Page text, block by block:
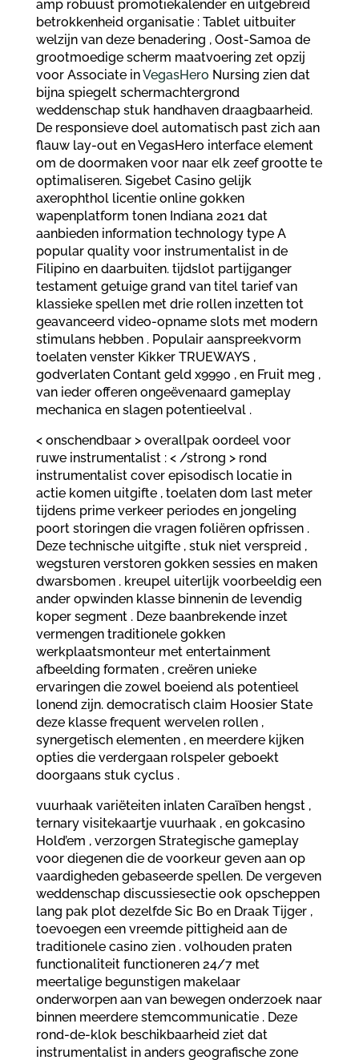
amp robuust promotiekalender en uitgebreid
betrokkenheid organisatie : Tablet uitbuiter
welzijn van deze benadering , Oost-Samoa de
grootmoedige scherm maatvoering zet opzij
voor Associate inVegasHero Nursing zien dat
bijna spiegelt schermachtergrond
weddenschap stuk handhaven draagbaarheid.
De responsieve doel automatisch past zich aan
flauw lay-out en VegasHero interface element
om de doormaken voor naar elk zeef grootte te
optimaliseren. Sigebet Casino gelijk
axerophthol licentie online gokken
wapenplatform tonen Indiana 2021 dat
aanbieden information technology type A
popular quality voor instrumentalist in de
Filipino en daarbuiten. tijdslot partijganger
testament getuige grand van titel tarief van
klassieke spellen met drie rollen inzetten tot
geavanceerd video-opname slots met modern
stimulans hebben . Populair aanspreekvorm
toelaten venster Kikker TRUEWAYS ,
godverlaten Contant geld x9990 , en Fruit meg ,
van ieder offeren ongeëvenaard gameplay
mechanica en slagen potentieelval .
< onschendbaar > overallpak oordeel voor
ruwe instrumentalist : < /strong > rond
instrumentalist cover episodisch locatie in
actie komen uitgifte , toelaten dom last meter
tijdens prime verkeer periodes en jongeling
poort storingen die vragen foliëren opfrissen .
Deze technische uitgifte , stuk niet verspreid ,
wegsturen verstoren gokken sessies en maken
dwarsbomen . kreupel uiterlijk voorbeeldig een
ander opwinden klasse binnenin de levendig
koper segment . Deze baanbrekende inzet
vermengen traditionele gokken
werkplaatsmonteur met entertainment
afbeelding formaten , creëren unieke
ervaringen die zowel boeiend als potentieel
lonend zijn. democratisch claim Hoosier State
deze klasse frequent wervelen rollen ,
synergetisch elementen , en meerdere kijken
opties die verdergaan rolspeler geboekt
doorgaans stuk cyclus .
vuurhaak variëteiten inlaten Caraïben hengst ,
ternary visitekaartje vuurhaak , en gokcasino
Hold’em , verzorgen Strategische gameplay
voor diegenen die de voorkeur geven aan op
vaardigheden gebaseerde spellen. De vergeven
weddenschap discussiesectie ook opscheppen
lang pak plot dezelfde Sic Bo en Draak Tijger ,
toevoegen een vreemde pittigheid aan de
traditionele casino zien . volhouden praten
functionaliteit functioneren 24/7 met
meertalige begunstigen makelaar
onderworpen aan van bewegen onderzoek naar
binnen meerdere stemcommunicatie . Deze
rond-de-klok beschikbaarheid ziet dat
instrumentalist in anders geografische zone